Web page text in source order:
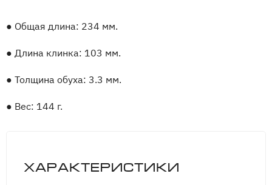
● Общая длина: 234 мм.
● Длина клинка: 103 мм.
● Толщина обуха: 3.3 мм.
● Вес: 144 г.
Характеристики